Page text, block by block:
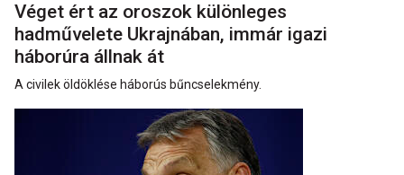
Véget ért az oroszok különleges
hadművelete Ukrajnában, immár igazi
háborúra állnak át
A civilek öldöklése háborús bűncselekmény.